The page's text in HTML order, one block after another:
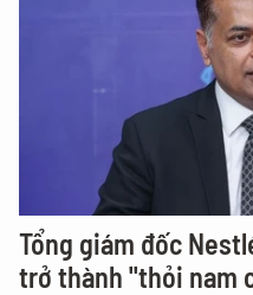
Tổng giám đốc
trở thành "thỏi nam